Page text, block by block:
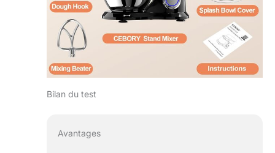
Bilan du test
Avantages